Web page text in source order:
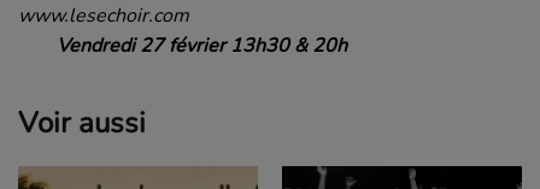
www.lesechoir.com
Vendredi 27 février 13h30 & 20h
Voir aussi